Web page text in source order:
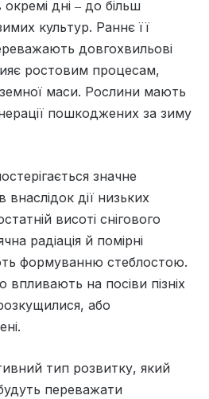
дні ‒ до більш
культур. Раннє її
довгохвильові
ростовим процесам,
маси. Рослини мають
пошкоджених за зиму
значне
дії низьких
висоті снігового
радіація й помірні
формуванню стеблостою.
впливають на посіви пізніх
або
тип розвитку, який
переважати